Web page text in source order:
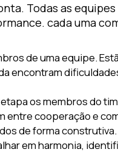
Todas as
cada uma
de uma equipe.
encontram
os membros do
cooperação e
de forma construtiva.
em harmonia,